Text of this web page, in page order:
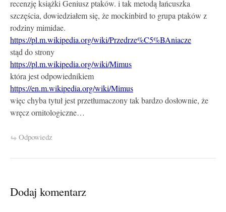
recenzję książki Geniusz ptaków. i tak metodą łańcuszka
szczęścia, dowiedziałem się, że mockinbird to grupa ptaków z
rodziny mimidae.
https://pl.m.wikipedia.org/wiki/Przedrze%C5%BAniacze
stąd do strony
https://pl.m.wikipedia.org/wiki/Mimus
która jest odpowiednikiem
https://en.m.wikipedia.org/wiki/Mimus
więc chyba tytuł jest przetłumaczony tak bardzo dosłownie, że
wręcz ornitologiczne…
Odpowiedz
Dodaj komentarz